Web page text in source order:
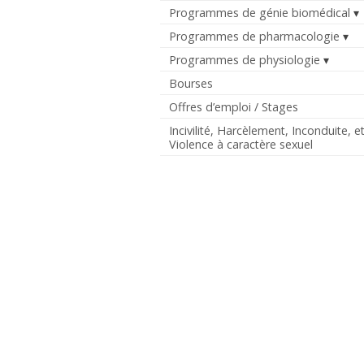
Programmes de génie biomédical
Programmes de pharmacologie
Programmes de physiologie
Bourses
Offres d’emploi / Stages
Incivilité, Harcèlement, Inconduite,
Violence à caractère sexuel